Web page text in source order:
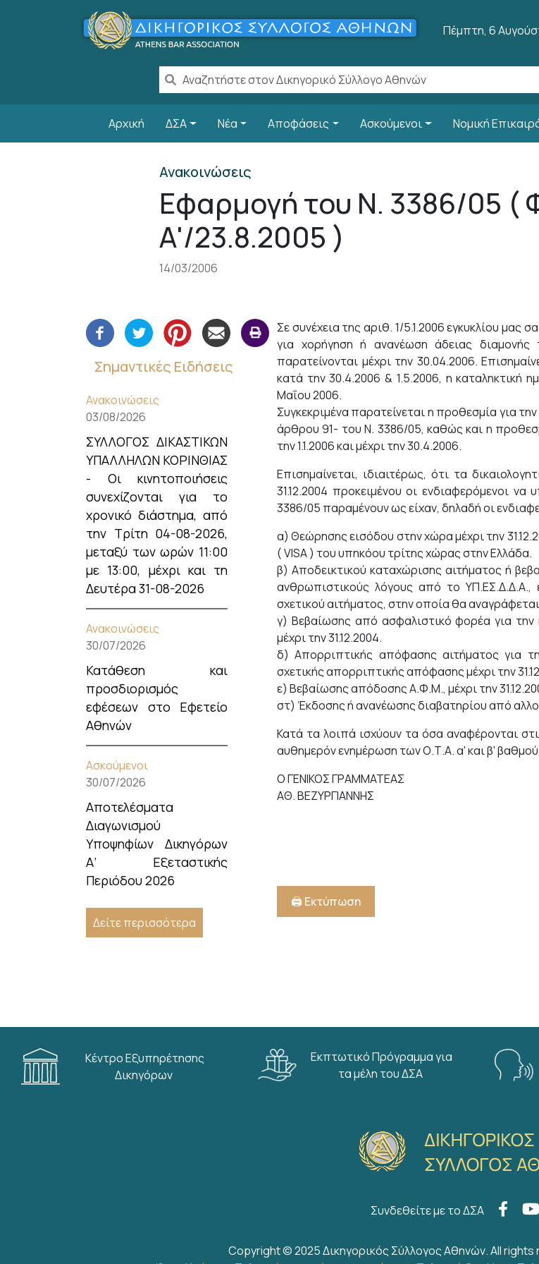
Παράκαμψη προς το κυρίως περιεχόμενο
Πέμπτη, 6
Αρχική ΔΣΑ Νέα Αποφάσεις Ασκούμενοι Νομική
Ανακοινώσεις
Εφαρμογή του Ν. 3386/05 (
Α'/23.8.2005 )
14/03/2006
Σημαντικές Ειδήσεις
Ανακοινώσεις
03/08/2026
ΣΥΛΛΟΓΟΣ ΔΙΚΑΣΤΙΚΩΝ
ΥΠΑΛΛΗΛΩΝ ΚΟΡΙΝΘΙΑΣ
- Οι κινητοποιήσεις
συνεχίζονται για το
χρονικό διάστημα, από
την Τρίτη 04-08-2026,
μεταξύ των ωρών 11:00
με 13:00, μέχρι και τη
Δευτέρα 31-08-2026
Ανακοινώσεις
30/07/2026
Κατάθεση και
προσδιορισμός
εφέσεων στο Εφετείο
Αθηνών
Ασκούμενοι
30/07/2026
Αποτελέσματα
Διαγωνισμού
Υποψηφίων Δικηγόρων
Α’ Εξεταστικής
Περιόδου 2026
Δείτε περισσότερα
Σε συνέχεια της αριθ. 1/5.1.2006 εγκυκλίου μας
για χορήγηση ή ανανέωση άδειας
παρατείνονται μέχρι την 30.04.2006.
κατά την 30.4.2006 & 1.5.2006, η καταληκτική
Μαΐου 2006.
Συγκεκριμένα παρατείνεται η προθεσμία για
άρθρου 91- του Ν. 3386/05, καθώς και η
την 1.1.2006 και μέχρι την 30.4.2006.
Επισημαίνεται, ιδιαιτέρως, ότι τα
31.12.2004 προκειμένου οι ενδιαφερόμενοι
3386/05 παραμένουν ως είχαν, δηλαδή οι
α) Θεώρησης εισόδου στην χώρα μέχρι την
( VISA ) του υπηκόου τρίτης χώρας στην Ελλάδα.
β) Αποδεικτικού καταχώρισης αιτήματος ή
ανθρωπιστικούς λόγους από το ΥΠ.ΕΣ.Δ.Δ.Α.,
σχετικού αιτήματος, στην οποία θα
γ) Βεβαίωσης από ασφαλιστικό φορέα για
μέχρι την 31.12.2004.
δ) Απορριπτικής απόφασης αιτήματος για
σχετικής απορριπτικής απόφασης μέχρι την
ε) Βεβαίωσης απόδοσης Α.Φ.Μ., μέχρι την
στ) Έκδοσης ή ανανέωσης διαβατηρίου από
Κατά τα λοιπά ισχύουν τα όσα αναφέρονται
αυθημερόν ενημέρωση των Ο.Τ.Α. α' και β'
Ο ΓΕΝΙΚΟΣ ΓΡΑΜΜΑΤΕΑΣ
ΑΘ. ΒΕΖΥΡΓΙΑΝΝΗΣ
🖨️ Εκτύπωση
Κέντρο Εξυπηρέτησης
Δικηγόρων
Εκπτωτικό Πρόγραμμα για
τα μέλη του ΔΣΑ
Συνδεθείτε με το ΔΣΑ
Copyright © 2025 Δικηγορικός Σύλλογος Αθηνών. All rights